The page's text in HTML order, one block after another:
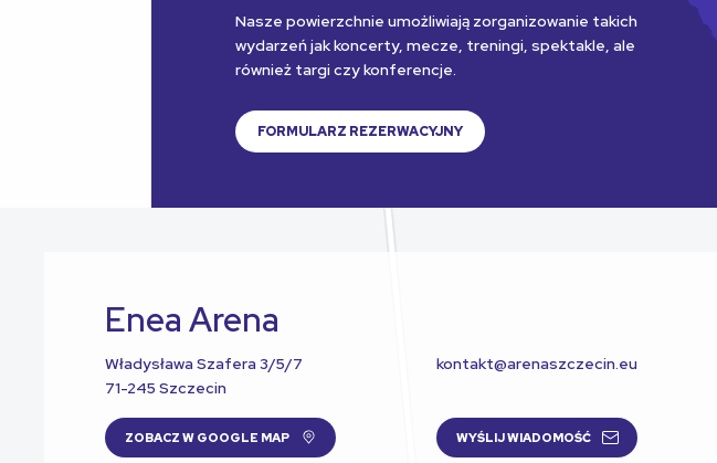
Nasze powierzchnie umożliwiają zorganizowanie takich
wydarzeń jak koncerty, mecze, treningi, spektakle, ale
również targi czy konferencje.
FORMULARZ REZERWACYJNY
Enea Arena
Władysława Szafera 3/5/7
71-245 Szczecin
ZOBACZ W GOOGLE MAP
kontakt@arenaszczecin.eu
WYŚLIJ WIADOMOŚĆ